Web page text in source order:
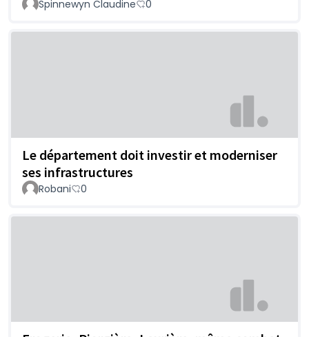
Spinnewyn Claudine 0
Le département doit investir et moderniser
ses infrastructures
Robani 0